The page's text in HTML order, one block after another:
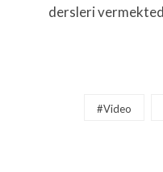
dersleri
#Video